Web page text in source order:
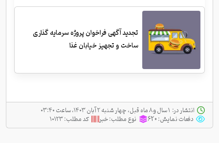
تجدید آگهی فراخوان پروژه سرمایه گذاری
ساخت و تجهیز خیابان غذا
انتشار در:
دفعات نمایش:620 نوع مطلب:خبر کد مطلب:۱۰۱۲۳